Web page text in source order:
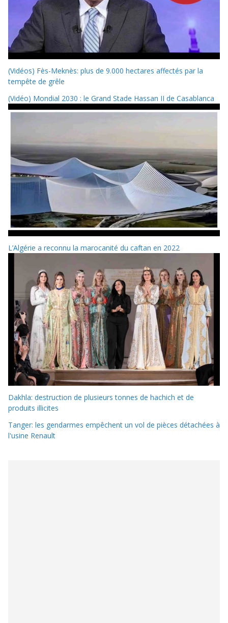
(Vidéos) Fès-Meknès: plus de 9.000 hectares affectés par la
tempête de grêle
(Vidéo) Mondial 2030 : le Grand Stade Hassan II de Casablanca
L’Algérie a reconnu la marocanité du caftan en 2022
Dakhla: destruction de plusieurs tonnes de hachich et de
produits illicites
Tanger: les gendarmes empêchent un vol de pièces détachées à
l'usine Renault